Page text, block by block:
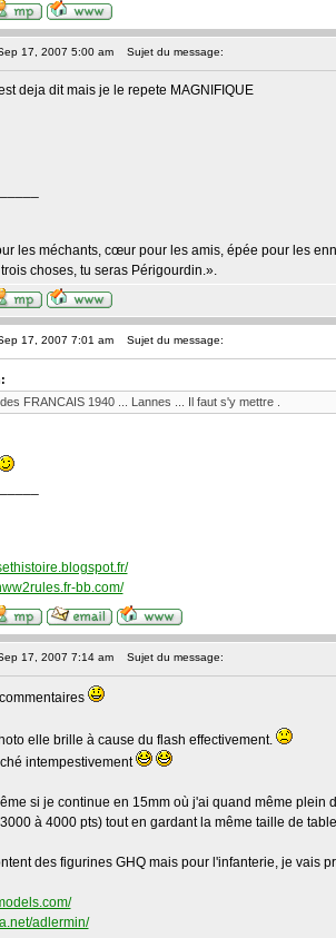
17, 2007 5:00 am Sujet du message:
deja dit mais je le repete MAGNIFIQUE
les méchants, cœur pour les amis, épée pour les
choses, tu seras Périgourdin.».
17, 2007 7:01 am Sujet du message:
FRANCAIS 1940 ... Lannes ... Il faut s'y mettre .
bb.com/
17, 2007 7:14 am Sujet du message:
elle brille à cause du flash effectivement.
intempestivement
si je continue en 15mm où j'ai quand même
à 4000 pts) tout en gardant la même taille de
des figurines GHQ mais pour l'infanterie, je vais
adlermin/